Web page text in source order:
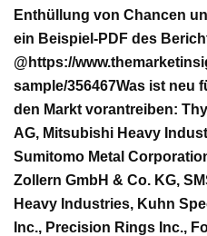
Enthüllung von Chancen
ein Beispiel-PDF des
@ https://
sample/356467Was ist neu
den Markt vorantreiben:
AG, Mitsubishi Heavy
Sumitomo Metal
Zollern GmbH & Co. KG,
Heavy Industries, Kuhn
Inc., Precision Rings Inc.,